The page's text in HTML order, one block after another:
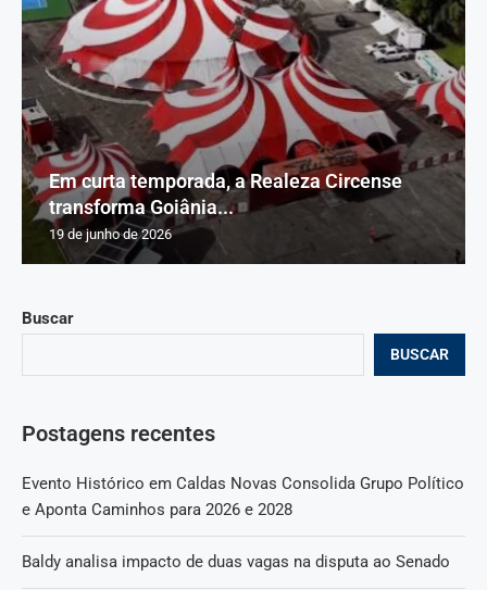
Buscar
BUSCAR
Postagens recentes
Evento Histórico em Caldas Novas Consolida Grupo Político
e Aponta Caminhos para 2026 e 2028
Baldy analisa impacto de duas vagas na disputa ao Senado
Em curta temporada, a Realeza Circense
transforma Goiânia...
19 de junho de 2026